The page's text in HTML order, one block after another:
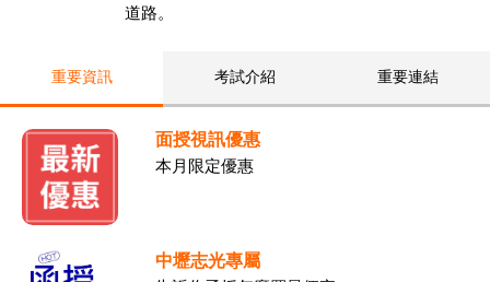
道路。
重要資訊 考試介紹 重要連結
面授視訊優惠
本月限定優惠
中壢志光專屬